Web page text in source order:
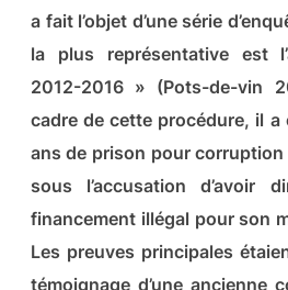
a fait l’objet d’une série
la plus représentative est
2012-2016 » (Pots-de-vin
cadre de cette procédure, il a
ans de prison pour corruption
sous l’accusation d’avoir
financement illégal pour son
Les preuves principales
témoignage d’une ancienne